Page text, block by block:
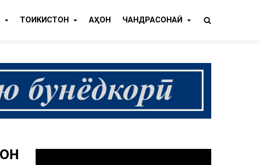
ТОҶИКИСТОН ҶАҲОН ЧАНДРАСОНАӢ